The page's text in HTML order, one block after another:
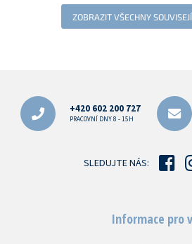
ZOBRAZIT VŠECHNY
+420 602 200 727
PRACOVNÍ DNY 8 - 15H
SLEDUJTE NÁS:
Informace pro